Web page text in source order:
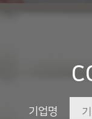
기업명